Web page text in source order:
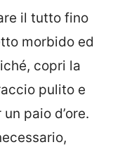
il tutto fino
morbido ed
copri la
pulito e
paio d’ore.